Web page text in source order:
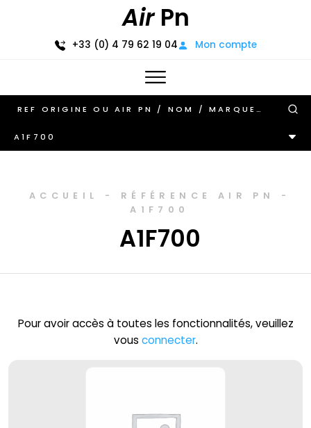
AirPn
+33 (0) 4 79 62 19 04 Mon compte
A1F700
ACCUEIL - RÉFÉRENCE AIR PN
-
A1F700
A1F700
Pour avoir accès à toutes les fonctionnalités, veuillez
vous connecter.